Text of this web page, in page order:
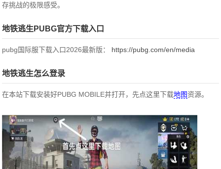
存挑战的极限感受。
地铁逃生PUBG官方下载入口
pubg国际服下载入口2026最新版： https://pubg.com/en/media
地铁逃生怎么登录
在本站下载安装好PUBG MOBILE并打开，先点这里下载地图资源。